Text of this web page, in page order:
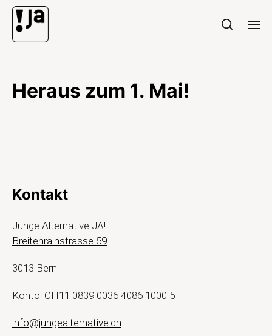
Heraus zum 1. Mai!
Kontakt
Junge Alternative JA!
Breitenrainstrasse 59
3013 Bern
Konto: CH11 0839 0036 4086 1000 5
info@jungealternative.ch